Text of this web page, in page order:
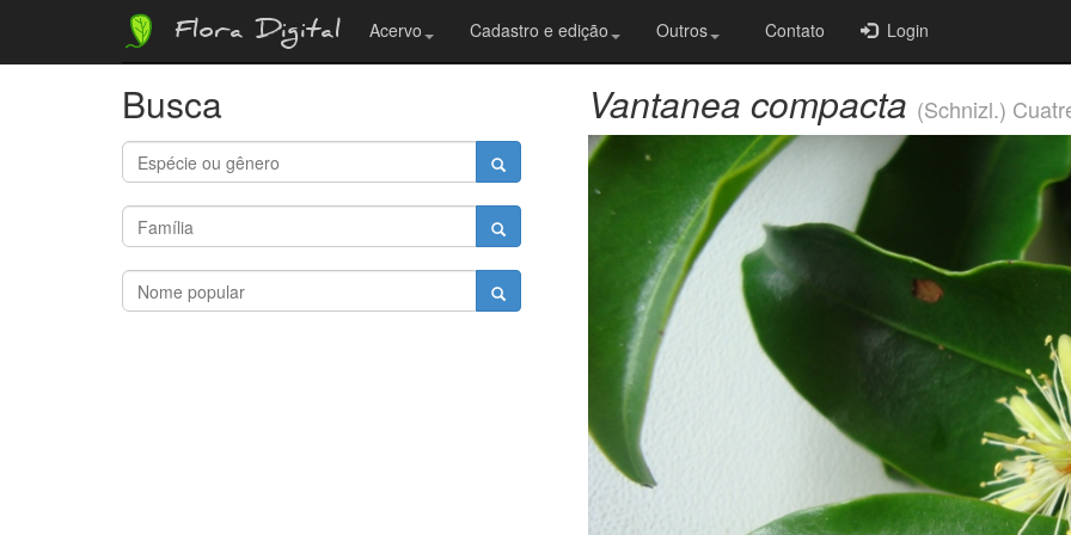
Flora Digital Acervo Cadastro e edição Outros Contato Login
Busca Vantanea compacta (Schnizl.)